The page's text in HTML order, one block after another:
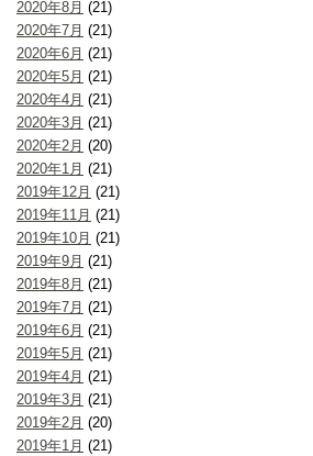
2020年8月 (21)
2020年7月 (21)
2020年6月 (21)
2020年5月 (21)
2020年4月 (21)
2020年3月 (21)
2020年2月 (20)
2020年1月 (21)
2019年12月 (21)
2019年11月 (21)
2019年10月 (21)
2019年9月 (21)
2019年8月 (21)
2019年7月 (21)
2019年6月 (21)
2019年5月 (21)
2019年4月 (21)
2019年3月 (21)
2019年2月 (20)
2019年1月 (21)